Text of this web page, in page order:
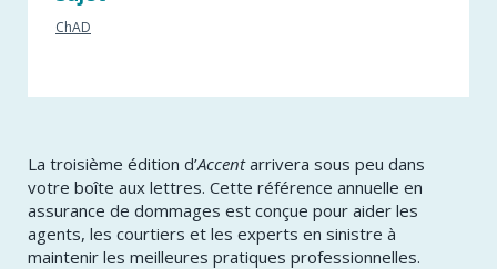
ChAD
La troisième édition d’Accentarrivera sous peu dans
votre boîte aux lettres. Cette référence annuelle en
assurance de dommages est conçue pour aider les
agents, les courtiers et les experts en sinistre à
maintenir les meilleures pratiques professionnelles.